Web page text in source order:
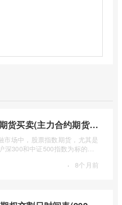
上证主力期货买卖(主力合约期货市场大盘)
市场中，股票指数期货，尤其是
深300和中证500指数为标的的
· 8个月前